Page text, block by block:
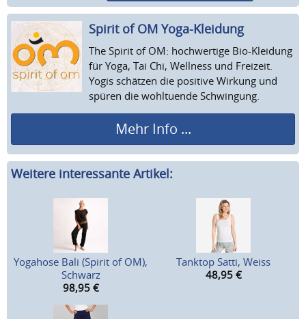
Spirit of OM Yoga-Kleidung
The Spirit of OM: hochwertige Bio-Kleidung
für Yoga, Tai Chi, Wellness und Freizeit.
Yogis schätzen die positive Wirkung und
spüren die wohltuende Schwingung.
Mehr Info ...
Weitere interessante Artikel:
Yogahose Bali (Spirit of OM),
Schwarz
98,95 €
Tanktop Satti, Weiss
48,95 €